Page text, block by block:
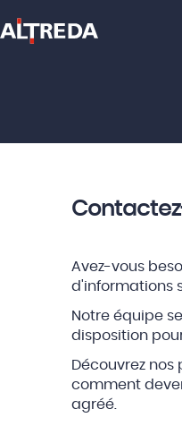
Avez-vous
d'informations
Notre équipe
disposition
Découvrez nos
comment
agréé.